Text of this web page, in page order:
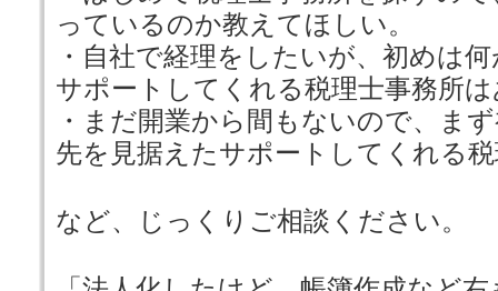
っているのか教えてほしい。
・自社で経理をしたいが、初めは
サポートしてくれる税理士事務所
・まだ開業から間もないので、ま
先を見据えたサポートしてくれる
など、じっくりご相談ください。